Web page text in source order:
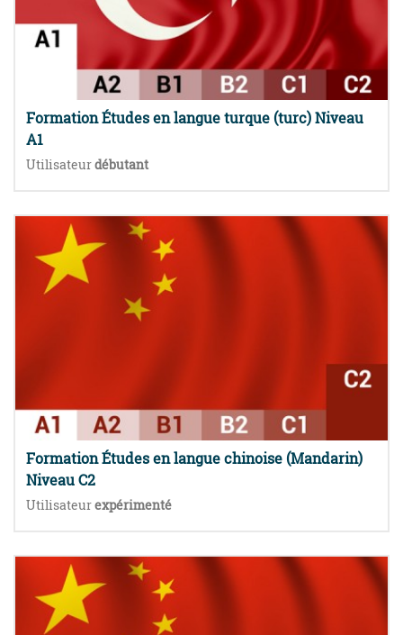
Formation Études en langue turque (turc) Niveau
A1
Utilisateurdébutant
Formation Études en langue chinoise (Mandarin)
Niveau C2
Utilisateurexpérimenté